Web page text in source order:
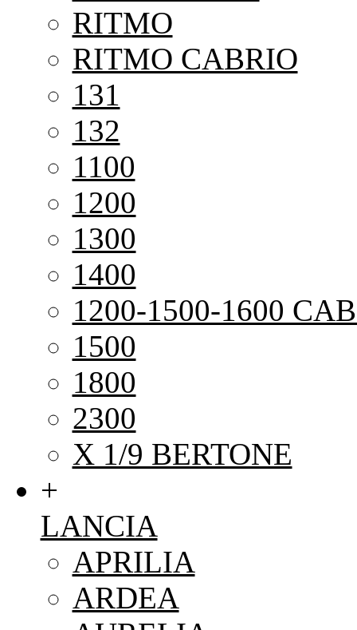
RITMO
RITMO CABRIO
131
132
1100
1200
1300
1400
1200-1500-1600
1500
1800
2300
X 1/9 BERTONE
+
LANCIA
APRILIA
ARDEA